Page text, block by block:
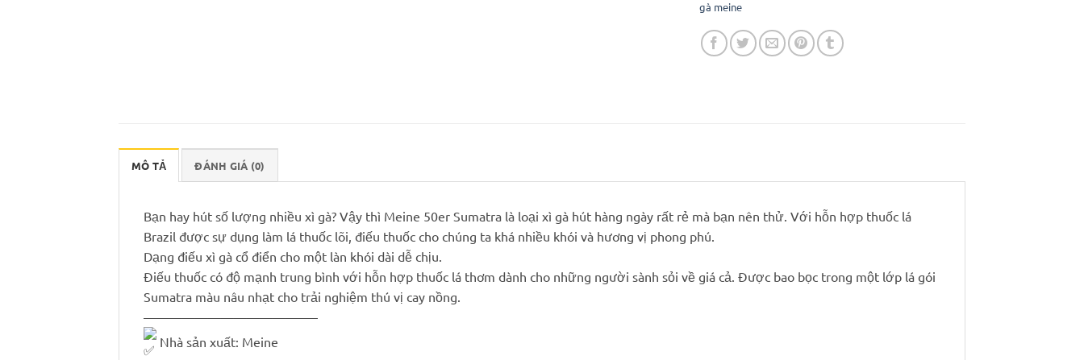
gà meine
MÔ TẢ ĐÁNH GIÁ (0)
Bạn hay hút số lượng nhiều xì gà? Vậy thì Meine 50er Sumatra là loại xì gà hút hàng ngày rất rẻ mà bạn nên thử. Với hỗn hợp thuốc lá
Brazil được sự dụng làm lá thuốc lõi, điếu thuốc cho chúng ta khá nhiều khói và hương vị phong phú.
Dạng điếu xì gà cổ điển cho một làn khói dài dễ chịu.
Điếu thuốc có độ mạnh trung bình với hỗn hợp thuốc lá thơm dành cho những người sành sỏi về giá cả. Được bao bọc trong một lớp lá gói
Sumatra màu nâu nhạt cho trải nghiệm thú vị cay nồng.
—————————————–
Nhà sản xuất: Meine